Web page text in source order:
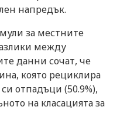
напредък.
за местните
между
данни сочат, че
която рециклира
отпадъци (50.9%),
на класацията за